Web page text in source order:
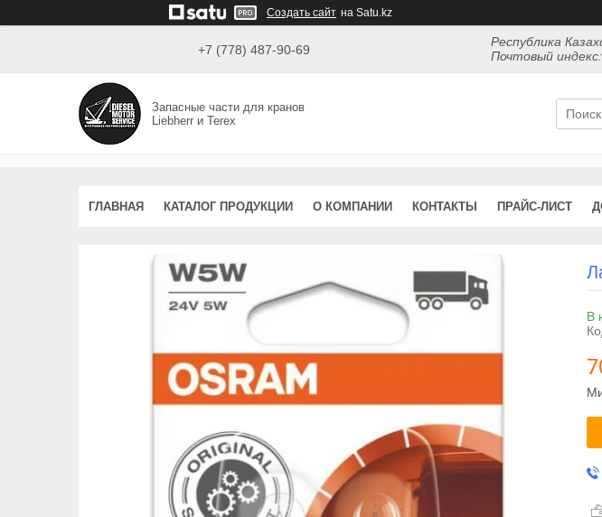
Создать сайт на Satu.kz
+7 (778) 487-90-69
Республика
Почтовый
Запасные части для кранов
Liebherr и Terex
ГЛАВНАЯ КАТАЛОГ ПРОДУКЦИИ О КОМПАНИИ КОНТАКТЫ ПРАЙС-ЛИСТ
В